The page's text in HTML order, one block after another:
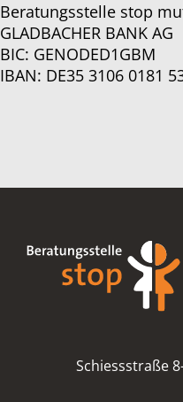
Beratungsstelle stop
GLADBACHER BANK AG
BIC: GENODED1GBM
IBAN: DE35 3106 0181
Schiessstraße